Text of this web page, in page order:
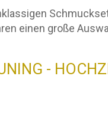
einen große
-